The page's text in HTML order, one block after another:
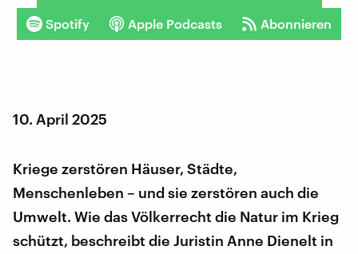
Spotify Apple Podcasts Abonnieren
10. April 2025
Kriege zerstören Häuser, Städte,
Menschenleben – und sie zerstören auch die
Umwelt. Wie das Völkerrecht die Natur im Krieg
schützt, beschreibt die Juristin Anne Dienelt in